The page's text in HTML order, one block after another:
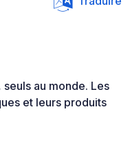
au monde. Les
et leurs produits